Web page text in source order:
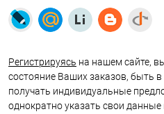
Регистрируясь на нашем сайте,
состояние Ваших заказов, быть в
получать индивидуальные
однократно указать свои данные